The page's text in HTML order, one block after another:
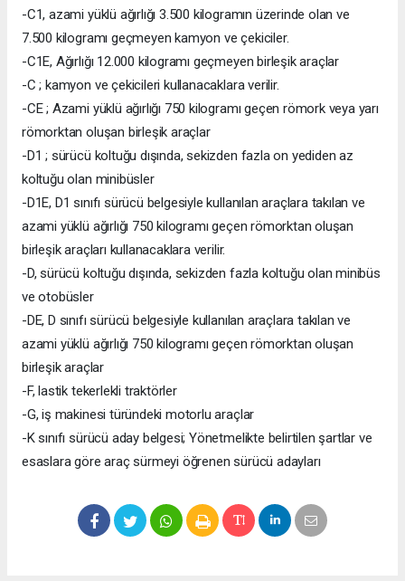
-C1, azami yüklü ağırlığı 3.500 kilogramın üzerinde olan ve
7.500 kilogramı geçmeyen kamyon ve çekiciler.
-C1E, Ağırlığı 12.000 kilogramı geçmeyen birleşik araçlar
-C ; kamyon ve çekicileri kullanacaklara verilir.
-CE ; Azami yüklü ağırlığı 750 kilogramı geçen römork veya yarı
römorktan oluşan birleşik araçlar
-D1 ; sürücü koltuğu dışında, sekizden fazla on yediden az
koltuğu olan minibüsler
-D1E, D1 sınıfı sürücü belgesiyle kullanılan araçlara takılan ve
azami yüklü ağırlığı 750 kilogramı geçen römorktan oluşan
birleşik araçları kullanacaklara verilir.
-D, sürücü koltuğu dışında, sekizden fazla koltuğu olan minibüs
ve otobüsler
-DE, D sınıfı sürücü belgesiyle kullanılan araçlara takılan ve
azami yüklü ağırlığı 750 kilogramı geçen römorktan oluşan
birleşik araçlar
-F, lastik tekerlekli traktörler
-G, iş makinesi türündeki motorlu araçlar
-K sınıfı sürücü aday belgesi; Yönetmelikte belirtilen şartlar ve
esaslara göre araç sürmeyi öğrenen sürücü adayları